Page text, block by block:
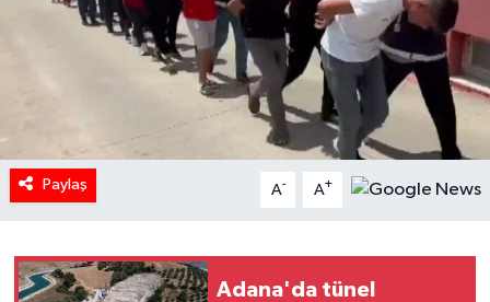
Paylaş A- A+
Adana'da tünel